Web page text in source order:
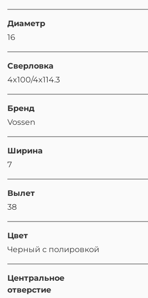
Диаметр
16
Сверловка
4x100/4x114.3
Бренд
Vossen
Ширина
7
Вылет
38
Цвет
Черный с полировкой
Центральное
отверстие